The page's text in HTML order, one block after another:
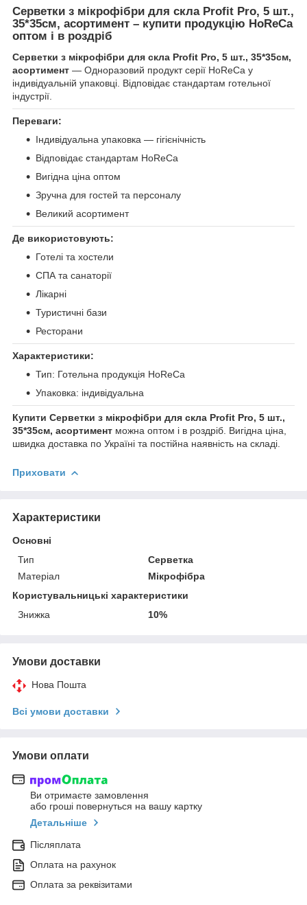
Серветки з мікрофібри для скла Profit Pro, 5 шт.,
35*35см, асортимент – купити продукцію HoReCa
оптом і в роздріб
Серветки з мікрофібри для скла Profit Pro, 5 шт., 35*35см,
асортимент — Одноразовий продукт серії HoReCa у
індивідуальній упаковці. Відповідає стандартам готельної
індустрії.
Переваги:
Індивідуальна упаковка — гігієнічність
Відповідає стандартам HoReCa
Вигідна ціна оптом
Зручна для гостей та персоналу
Великий асортимент
Де використовують:
Готелі та хостели
СПА та санаторії
Лікарні
Туристичні бази
Ресторани
Характеристики:
Тип: Готельна продукція HoReCa
Упаковка: індивідуальна
Купити Серветки з мікрофібри для скла Profit Pro, 5 шт.,
35*35см, асортимент можна оптом і в роздріб. Вигідна ціна,
швидка доставка по Україні та постійна наявність на складі.
Приховати
Характеристики
Основні
Тип
Серветка
Матеріал
Мікрофібра
Користувальницькі характеристики
Знижка
10%
Умови доставки
Нова Пошта
Всі умови доставки
Умови оплати
Ви отримаєте замовлення
або гроші повернуться на вашу картку
Детальніше
Післяплата
Оплата на рахунок
Оплата за реквізитами